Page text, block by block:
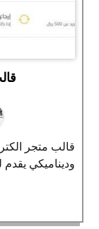
قالب متجر
وديناميكي